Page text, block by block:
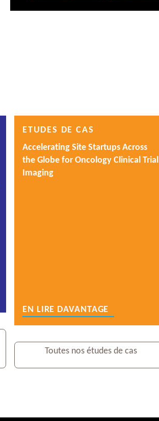
ETUDES DE CAS
Accelerating Site Startups Across
the Globe for Oncology Clinical Trial
Imaging
EN LIRE DAVANTAGE
Toutes nos études de cas